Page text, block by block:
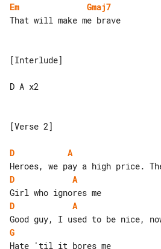
Em
Gmaj7
That will make me brave
[Interlude]
D A x2
[Verse 2]
D
A
D
A
D
A
G